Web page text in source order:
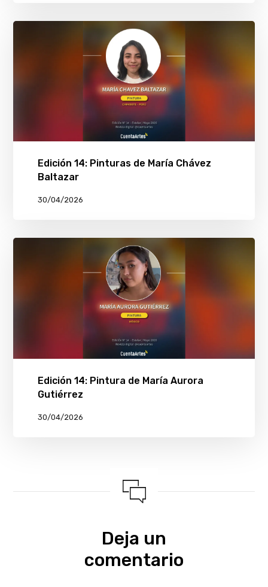
Edición 14: Pinturas de María Chávez
Baltazar
30/04/2026
Edición 14: Pintura de María Aurora
Gutiérrez
30/04/2026
Deja un
comentario